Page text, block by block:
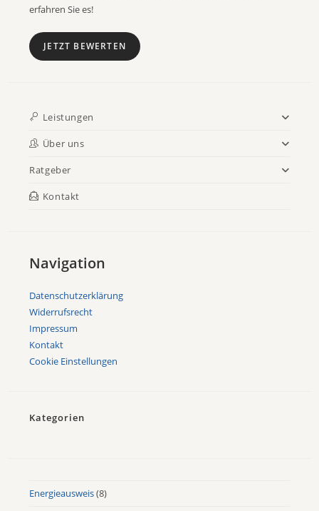
erfahren Sie es!
JETZT BEWERTEN
Leistungen
Über uns
Ratgeber
Kontakt
Navigation
Datenschutzerklärung
Widerrufsrecht
Impressum
Kontakt
Cookie Einstellungen
Kategorien
Energieausweis(8)